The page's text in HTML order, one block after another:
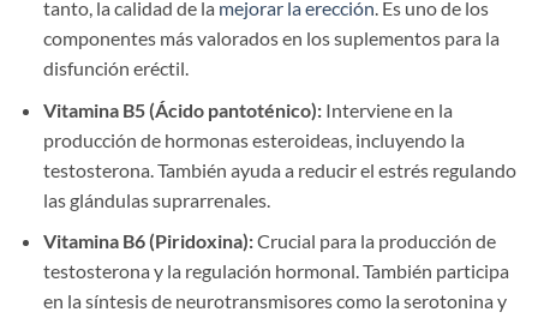
tanto, la calidad de la mejorar la erección. Es uno de los
componentes más valorados en los suplementos para la
disfunción eréctil.
Vitamina B5 (Ácido pantoténico):Interviene en la
producción de hormonas esteroideas, incluyendo la
testosterona. También ayuda a reducir el estrés regulando
las glándulas suprarrenales.
Vitamina B6 (Piridoxina):Crucial para la producción de
testosterona y la regulación hormonal. También participa
en la síntesis de neurotransmisores como la serotonina y